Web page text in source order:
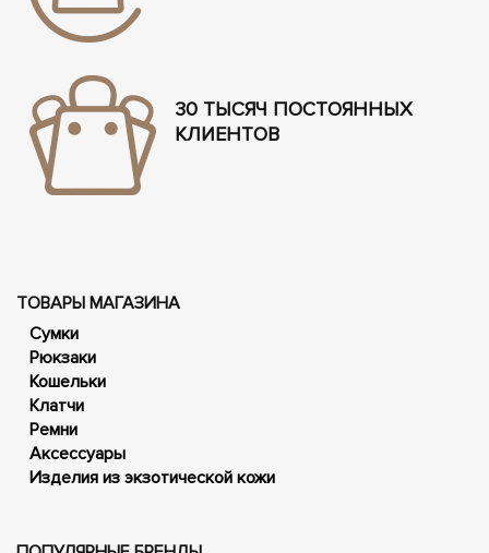
30 ТЫСЯЧ ПОСТОЯННЫХ
КЛИЕНТОВ
ТОВАРЫ МАГАЗИНА
Сумки
Рюкзаки
Кошельки
Клатчи
Ремни
Аксессуары
Изделия из экзотической кожи